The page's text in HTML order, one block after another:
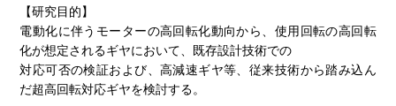
【研究目的】
電動化に伴うモーターの高回転化動向から、使用回転の高回転
化が想定されるギヤにおいて、既存設計技術での
対応可否の検証および、高減速ギヤ等、従来技術から踏み込ん
だ超高回転対応ギヤを検討する。